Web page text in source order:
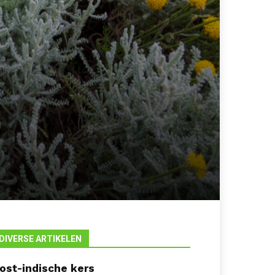
ARTIKELEN
indische kers